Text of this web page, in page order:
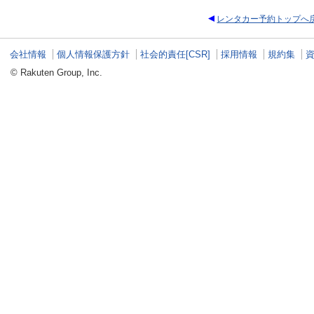
レンタカー予約トップへ
会社情報 個人情報保護方針 社会的責任[CSR] 採用情報 規約集
© Rakuten Group, Inc.